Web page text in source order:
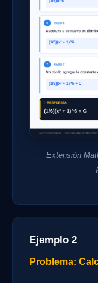
Extensión
Ejemplo 2
Problema: